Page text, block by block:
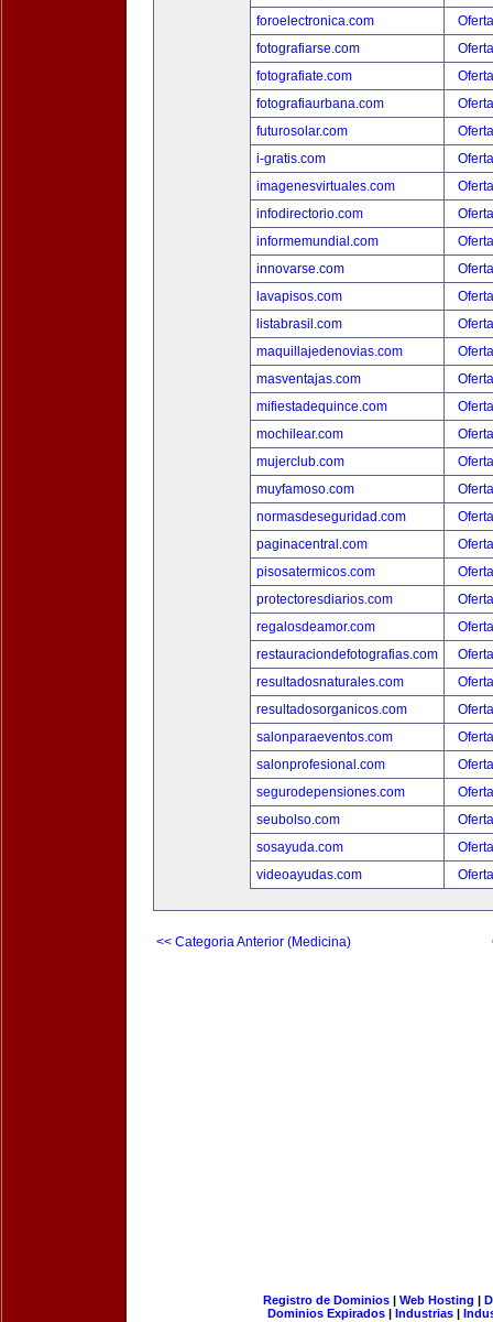
foroelectronica.com
fotografiarse.com
fotografiate.com
fotografiaurbana.com
futurosolar.com
i-gratis.com
imagenesvirtuales.com
infodirectorio.com
informemundial.com
innovarse.com
lavapisos.com
listabrasil.com
maquillajedenovias.com
masventajas.com
mifiestadequince.com
mochilear.com
mujerclub.com
muyfamoso.com
normasdeseguridad.com
paginacentral.com
pisosatermicos.com
protectoresdiarios.com
regalosdeamor.com
restauraciondefotografias.com
resultadosnaturales.com
resultadosorganicos.com
salonparaeventos.com
salonprofesional.com
segurodepensiones.com
seubolso.com
sosayuda.com
videoayudas.com
<< Categoria Anterior (Medicina)
Registro de Dominios| Web Hosting |
Dominios Expirados | Industrias |